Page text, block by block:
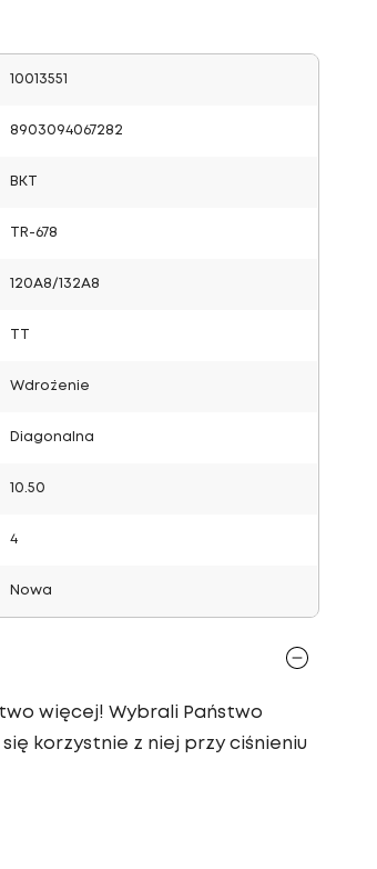
10013551
8903094067282
BKT
TR-678
120A8/132A8
Wdrożenie
Diagonalna
10.50
4
Nowa
więcej! Wybrali Państwo
się korzystnie z niej przy ciśnieniu